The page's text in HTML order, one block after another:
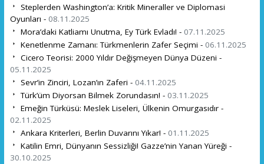
Steplerden Washington’a: Kritik Mineraller ve Diplomasi
Oyunları - 08.11.2025
Mora’daki Katliamı Unutma, Ey Türk Evladı! - 07.11.2025
Kenetlenme Zamanı: Türkmenlerin Zafer Seçimi - 06.11.2025
Cicero Teorisi: 2000 Yıldır Değişmeyen Dünya Düzeni -
05.11.2025
Sevr’in Zinciri, Lozan’ın Zaferi - 04.11.2025
Türk’üm Diyorsan Bilmek Zorundasın! - 03.11.2025
Emeğin Türküsü: Meslek Liseleri, Ülkenin Omurgasıdır -
02.11.2025
Ankara Kriterleri, Berlin Duvarını Yıkar! - 01.11.2025
Katilin Emri, Dünyanın Sessizliği! Gazze’nin Yanan Yüreği -
30.10.2025